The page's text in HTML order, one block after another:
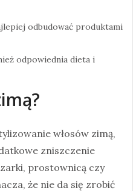
odbudować produktami
odpowiednia dieta i
włosów zimą,
zniszczenie
prostownicą czy
że nie da się zrobić